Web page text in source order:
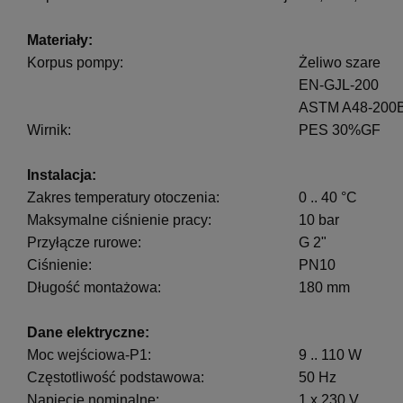
Materiały:
Korpus pompy:
Żeliwo szare
EN-GJL-200
ASTM A48-
Wirnik:
PES 30%GF
Instalacja:
Zakres temperatury otoczenia:
0 .. 40 °C
Maksymalne ciśnienie pracy:
10 bar
Przyłącze rurowe:
G 2"
Ciśnienie:
PN10
Długość montażowa:
180 mm
Dane elektryczne:
Moc wejściowa-P1:
9 .. 110 W
Częstotliwość podstawowa:
50 Hz
Napięcie nominalne:
1 x 230 V